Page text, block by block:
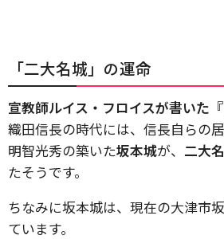
「二大名城」の運命
宣教師ルイス・フロイスが書いた『
織田信長の時代には、信長自らの
明智光秀の築いた坂本城が、 二大
たそうです。
ちなみに坂本城は、現在の大津市
ています。